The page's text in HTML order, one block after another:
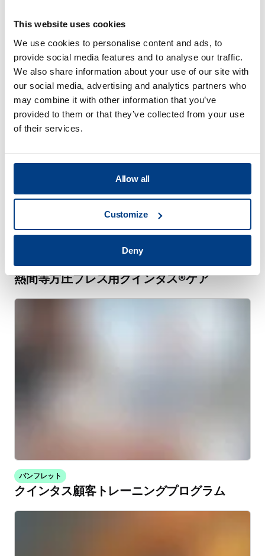
This website uses cookies
We use cookies to personalise content and ads, to
provide social media features and to analyse our traffic.
We also share information about your use of our site with
our social media, advertising and analytics partners who
may combine it with other information that you’ve
provided to them or that they’ve collected from your use
of their services.
Allow all
Customize
Deny
クイントゥス・キャピタル社製 熱等静圧プ
レス用コンポーネント
熱間等方圧プレス用クインタス®ケア
パンフレット
クインタス顧客トレーニングプログラム